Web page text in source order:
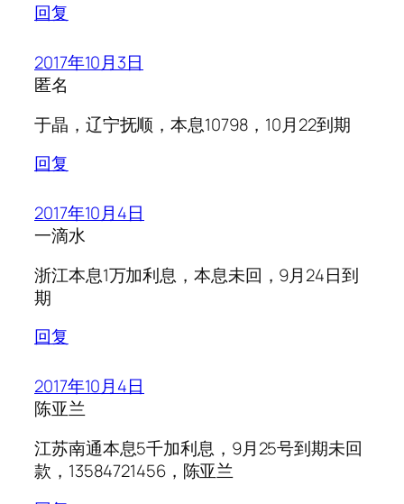
回复
2017年10月3日
匿名
于晶，辽宁抚顺，本息10798，10月22到期
回复
2017年10月4日
一滴水
浙江本息1万加利息，本息未回，9月24日到
期
回复
2017年10月4日
陈亚兰
江苏南通本息5千加利息，9月25号到期未回
款，13584721456，陈亚兰